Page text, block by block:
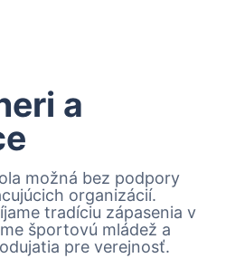
a
možná bez podpory
organizácií.
tradíciu zápasenia v
športovú mládež a
pre verejnosť.